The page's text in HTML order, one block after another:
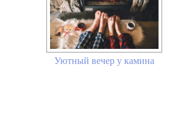
Уютный вечер у камина